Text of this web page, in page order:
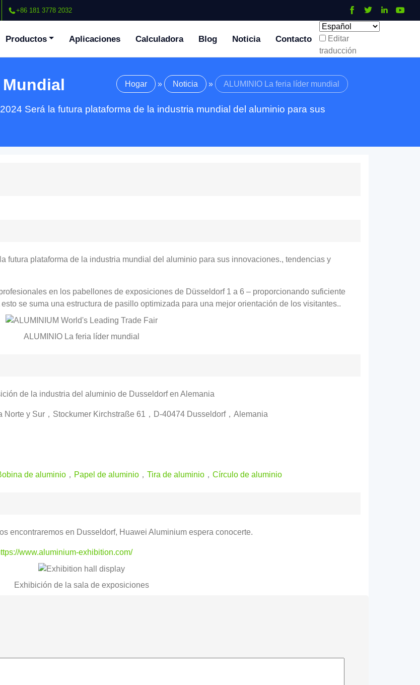
+86 181 3778 2032
Productos Aplicaciones Calculadora Blog Noticia Contacto
Editar
traducción
Hogar » Noticia » ALUMINIO La feria líder mundial
Será la futura plataforma de la industria mundial del aluminio para sus
futura plataforma de la industria mundial del aluminio para sus innovaciones., tendencias y
en los pabellones de exposiciones de Düsseldorf 1 a 6 – proporcionando suficiente
se suma una estructura de pasillo optimizada para una mejor orientación de los visitantes..
ALUMINIO La feria líder mundial
de la industria del aluminio de Dusseldorf en Alemania
y Sur，Stockumer Kirchstraße 61，D-40474 Dusseldorf，Alemania
de aluminio ， Papel de aluminio ， Tira de aluminio ， Círculo de aluminio
encontraremos en Dusseldorf, Huawei Aluminium espera conocerte.
www.aluminium-exhibition.com/
Exhibición de la sala de exposiciones